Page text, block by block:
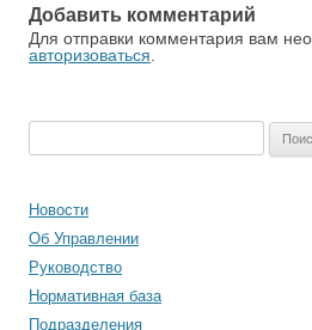
Добавить комментарий
Для отправки комментария вам
авторизоваться
Новости
Об Управлении
Руководство
Нормативная база
Подразделения